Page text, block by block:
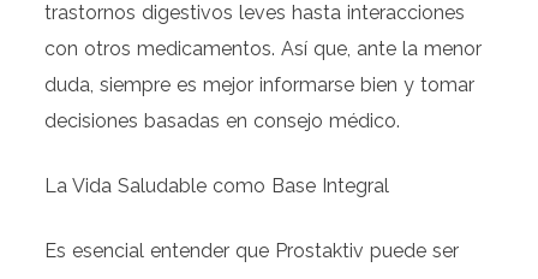
trastornos digestivos leves hasta interacciones
con otros medicamentos. Así que, ante la menor
duda, siempre es mejor informarse bien y tomar
decisiones basadas en consejo médico.
La Vida Saludable como Base Integral
Es esencial entender que Prostaktiv puede ser